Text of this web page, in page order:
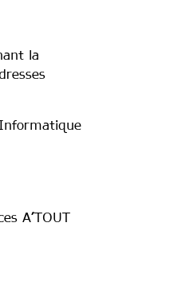
la
A’TOUT